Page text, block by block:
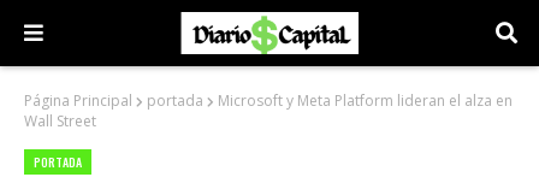
Página Principal portada
Microsoft y Meta Platform lideran el alza en
Wall Street
PORTADA